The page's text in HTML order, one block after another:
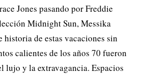
Jones pasando por Freddie
Midnight Sun, Messika
historia de estas vacaciones sin
calientes de los años 70 fueron
lujo y la extravagancia. Espacios